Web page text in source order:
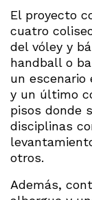
El proyecto
cuatro
del vóley y
handball o
un escenario
y un último
pisos donde
disciplinas
otros.
Además,